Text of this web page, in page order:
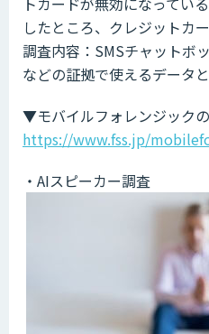
したところ、クレジットカ
調査内容：SMSチャットボ
などの証拠で使えるデータ
▼モバイルフォレンジック
https://www.fss.jp/
・AIスピーカー調査